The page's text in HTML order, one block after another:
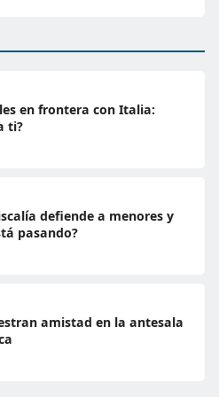
en frontera con Italia:
ti?
defiende a menores y
pasando?
amistad en la antesala